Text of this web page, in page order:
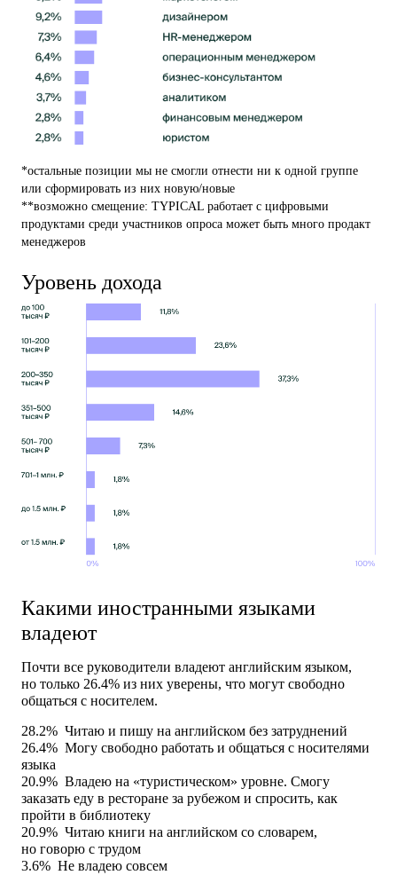
*остальные позиции мы не смогли отнести ни к одной группе
или сформировать из них новую/новые
**возможно смещение: TYPICAL работает с цифровыми
продуктами среди участников опроса может быть много продакт
менеджеров
Уровень дохода
Какими иностранными языками
владеют
Почти все руководители владеют английским языком,
но только 26.4% из них уверены, что могут свободно
общаться с носителем.
28.2%Читаю и пишу на английском без затруднений
26.4%Могу свободно работать и общаться с носителями
языка
20.9%Владею на «туристическом» уровне. Смогу
заказать еду в ресторане за рубежом и спросить, как
пройти в библиотеку
20.9%Читаю книги на английском со словарем,
но говорю с трудом
3.6%Не владею совсем